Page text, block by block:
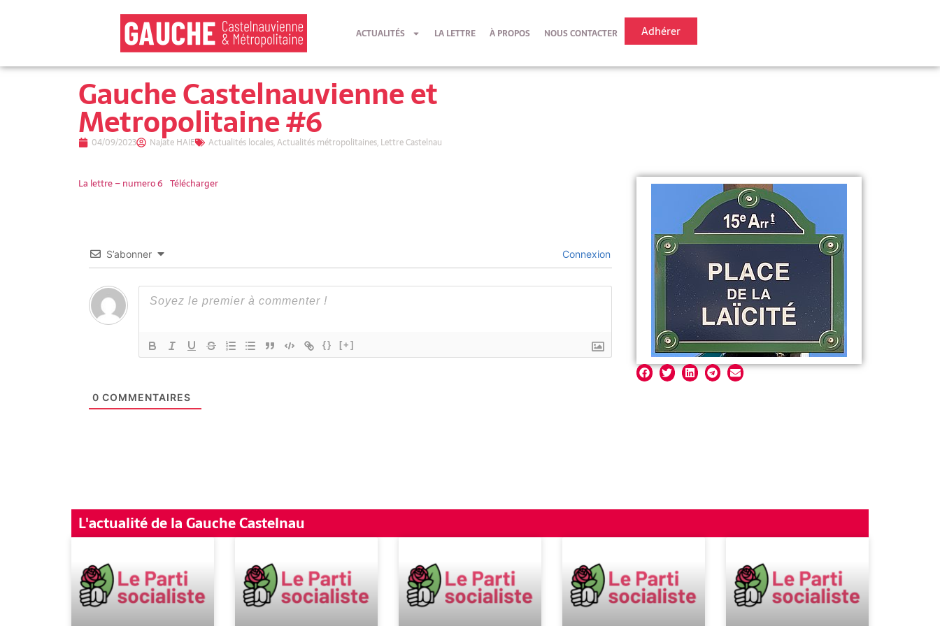
ACTUALITÉS LA LETTRE À PROPOS NOUS CONTACTER Adhérer
Gauche Castelnauvienne et
Metropolitaine #6
04/09/2023 Najate HAIE Actualités locales,Actualités métropolitaines, Lettre Castelnau
La lettre – numero 6 Télécharger
S’abonner Connexion
{} [+]
0 COMMENTAIRES
L'actualité de la Gauche Castelnau